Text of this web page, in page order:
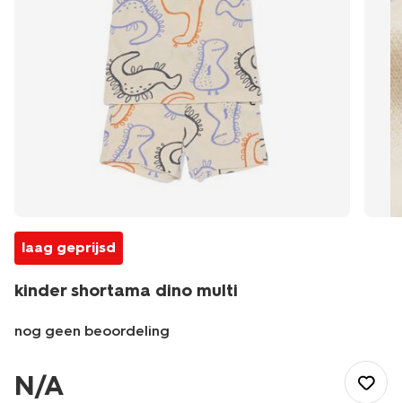
laag geprijsd
kinder shortama dino multi
nog geen beoordeling
pyjamas/kinder-
shortama-
N/A